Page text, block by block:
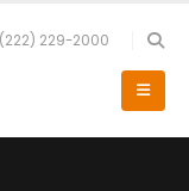
(222) 229-2000